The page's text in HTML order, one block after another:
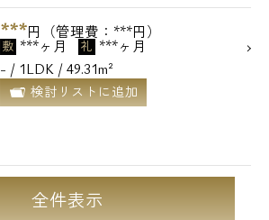
***円（管理費：***円）
敷 ***ヶ月 礼 ***ヶ月
- / 1LDK / 49.31m²
検討リストに追加
全件表示